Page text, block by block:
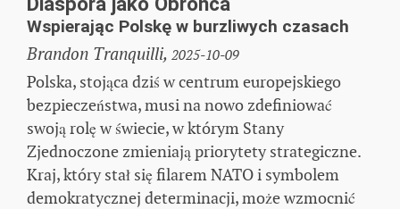
Wspierając Polskę w burzliwych czasach
Brandon Tranquilli, 2025-10-09
Polska, stojąca dziś w centrum europejskiego
bezpieczeństwa, musi na nowo zdefiniować
swoją rolę w świecie, w którym Stany
Zjednoczone zmieniają priorytety strategiczne.
Kraj, który stał się filarem NATO i symbolem
demokratycznej determinacji, może wzmocnić